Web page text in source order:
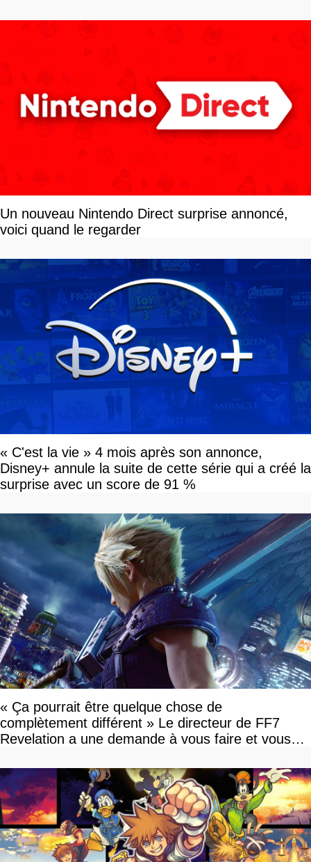
Un nouveau Nintendo Direct surprise annoncé,
voici quand le regarder
« C'est la vie » 4 mois après son annonce,
Disney+ annule la suite de cette série qui a créé la
surprise avec un score de 91 %
« Ça pourrait être quelque chose de
complètement différent » Le directeur de FF7
Revelation a une demande à vous faire et vous